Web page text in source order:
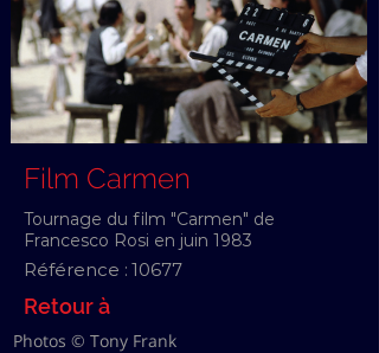
Film Carmen
Tournage du film "Carmen" de
Francesco Rosi en juin 1983
Référence : 10677
Retour à
Photos © Tony Frank